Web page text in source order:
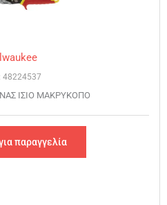
48224537
ΙΣΙΟ ΜΑΚΡΥΚΟΠΟ
παραγγελία